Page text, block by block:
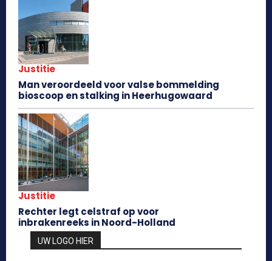
Justitie
Man veroordeeld voor valse bommelding
bioscoop en stalking in Heerhugowaard
Justitie
Rechter legt celstraf op voor
inbrakenreeks in Noord-Holland
UW LOGO HIER